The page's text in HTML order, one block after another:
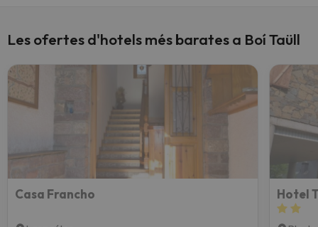
Les ofertes d'hotels més barates a Boí Taüll
Casa Francho Hotel